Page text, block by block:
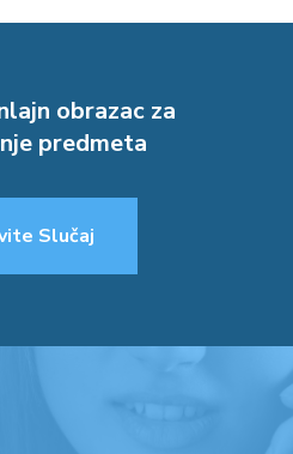
obrazac za
predmeta
Slučaj